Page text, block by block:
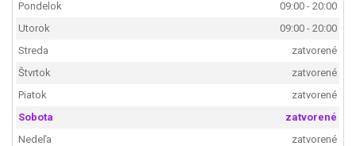
Pondelok
09:00 - 20:00
Utorok
09:00 - 20:00
Streda
zatvorené
Štvrtok
zatvorené
Piatok
zatvorené
Sobota
zatvorené
Nedeľa
zatvorené